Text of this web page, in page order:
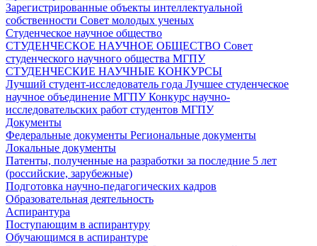
Зарегистрированные объекты интеллектуальной
собственности Совет молодых ученых
Студенческое научное общество
СТУДЕНЧЕСКОЕ НАУЧНОЕ ОБЩЕСТВО Совет
студенческого научного общества МГПУ
СТУДЕНЧЕСКИЕ НАУЧНЫЕ КОНКУРСЫ
Лучший студент-исследователь года Лучшее студенческое
научное объединение МГПУКонкурс научно-
исследовательских работ студентов МГПУ
Документы
Федеральные документы Региональные документы
Локальные документы
Патенты, полученные на разработки за последние 5 лет
(российские, зарубежные)
Подготовка научно-педагогических кадров
Образовательная деятельность
Аспирантура
Поступающим в аспирантуру
Обучающимся в аспирантуре